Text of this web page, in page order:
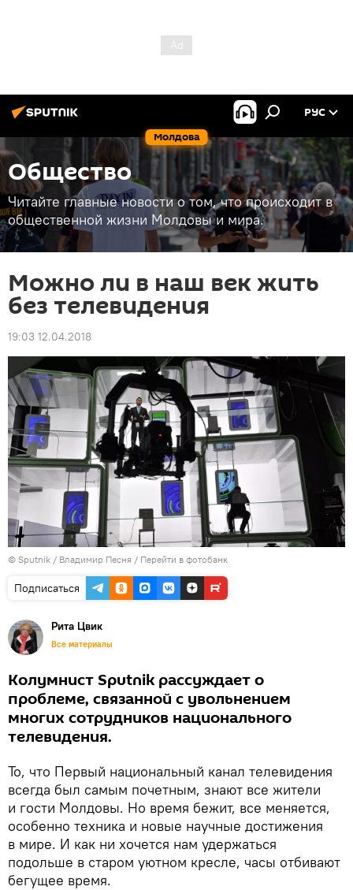
Молдова
РУС
Общество
Читайте главные новости о том, что происходит в
общественной жизни Молдовы и мира.
Можно ли в наш век жить
без телевидения
19:03 12.04.2018
© Sputnik / Владимир Песня / Перейти в фотобанк
Подписаться
Рита Цвик
Все материалы
Колумнист Sputnik рассуждает о
проблеме, связанной с увольнением
многих сотрудников национального
телевидения.
То, что Первый национальный канал телевидения
всегда был самым почетным, знают все жители
и гости Молдовы. Но время бежит, все меняется,
особенно техника и новые научные достижения
в мире. И как ни хочется нам удержаться
подольше в старом уютном кресле, часы отбивают
бегущее время.